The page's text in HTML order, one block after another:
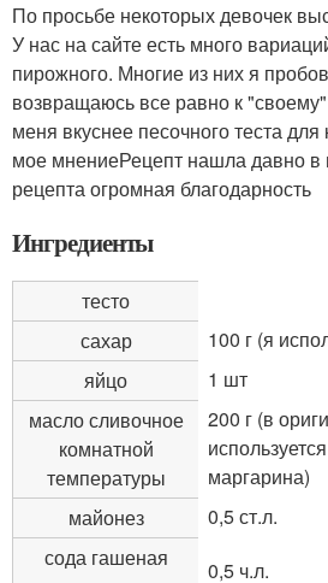
По просьбе некоторых девочек
У нас на сайте есть много
пирожного. Многие из них я
возвращаюсь все равно к "своему"
меня вкуснее песочного теста для
мое мнениеРецепт нашла давно в
рецепта огромная благодарность
Ингредиенты
тесто
сахар
100 г (я
яйцо
1 шт
масло сливочное
комнатной
температуры
200 г (в
маргарина)
майонез
0,5 ст.л.
сода гашеная
0,5 ч.л.